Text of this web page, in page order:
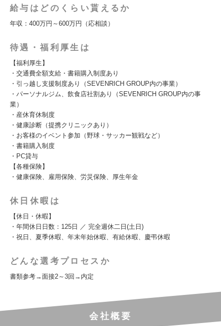
給与はどのくらい貰えるか
年収：400万円～600万円（応相談）
待遇・福利厚生は
【福利厚生】
・交通費全額支給・書籍購入制度あり
・引っ越し支援制度あり（SEVENRICH GROUP内の事業）
・パーソナルジム、飲食店社割あり（SEVENRICH GROUP内の事
業）
・産休育休制度
・健康診断（提携クリニックあり）
・お客様のイベント参加（野球・サッカー観戦など）
・書籍購入制度
・PC貸与
【各種保険】
・健康保険、雇用保険、労災保険、厚生年金
休日休暇は
【休日・休暇】
・年間休日日数：125日 ／ 完全週休二日(土日)
・祝日、夏季休暇、年末年始休暇、有給休暇、慶弔休暇
どんな選考プロセスか
書類参考→面接2～3回→内定
会社概要